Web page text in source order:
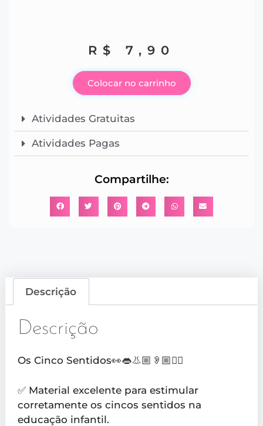
R$ 7,90
Colocar no carrinho
Atividades Gratuitas
Atividades Pagas
Compartilhe:
Descrição
Descrição
Os Cinco Sentidos👀👄👃🏼👂🏼✋🏼
✅ Material excelente para estimular
corretamente os cincos sentidos na
educação infantil.